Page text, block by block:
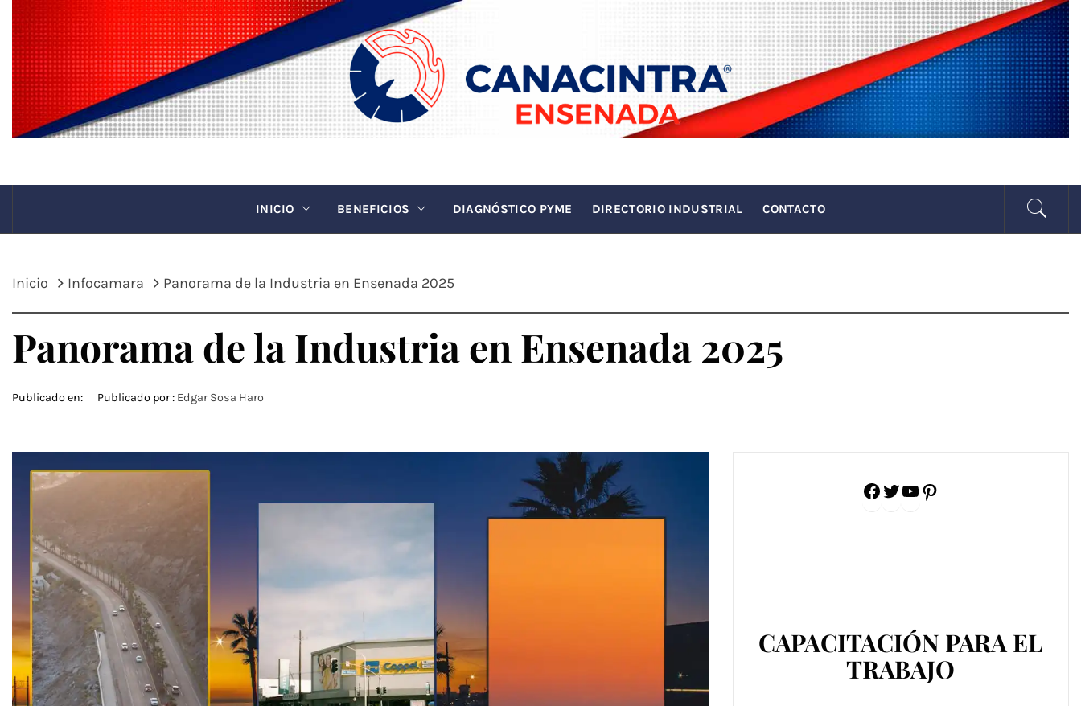
Saltar
contenido
CANACINTRA ENSENADA
La fuerza de la industria
INICIO BENEFICIOS DIAGNÓSTICO PYME DIRECTORIO INDUSTRIAL CONTACTO
Inicio Infocamara Panorama de la Industria en Ensenada 2025
Panorama de la Industria en Ensenada 2025
Publicado en: Publicado por : Edgar Sosa Haro
Facebook
Twitter
YouTube
Pinterest
CAPACITACIÓN PARA EL
TRABAJO